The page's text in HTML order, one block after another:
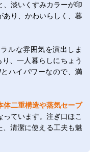
、淡いくすみカラーが印
あり、かわいらしく、暮
ルな雰囲気を演出しま
、一人暮らしにちょう
ハイパワーなので、満
体二重構造や蒸気セーブ
ています。注ぎ口ほこ
、清潔に使える工夫も魅